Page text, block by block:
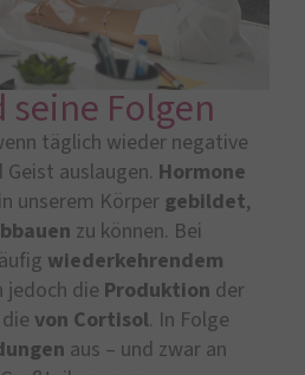
seine Folgen
täglich wieder negative
auslaugen. Hormone
unserem Körper gebildet,
zu können. Bei
wiederkehrendem
jedoch die Produktion der
von Cortisol. In Folge
aus – und zwar an